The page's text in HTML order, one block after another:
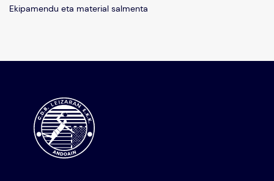
Ekipamendu eta material salmenta